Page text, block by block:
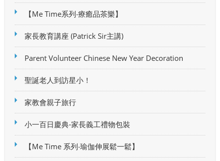
【Me Time系列‧療癒品茶樂】
家長教育講座 (Patrick Sir主講)
Parent Volunteer Chinese New Year Decoration
聖誕老人到訪星小！
家教會親子旅行
小一百日慶典-家長義工禮物包裝
【Me Time 系列‧瑜伽伸展鬆一鬆】